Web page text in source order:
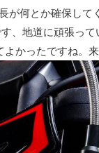
が何とか確保して
、地道に頑張っ
かったですね。来